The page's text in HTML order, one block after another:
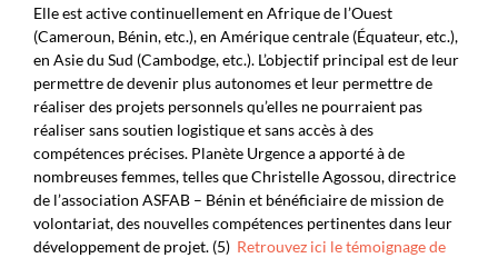
Elle est active continuellement en Afrique de l’Ouest
(Cameroun, Bénin, etc.), en Amérique centrale (Équateur, etc.),
en Asie du Sud (Cambodge, etc.). L’objectif principal est de leur
permettre de devenir plus autonomes et leur permettre de
réaliser des projets personnels qu’elles ne pourraient pas
réaliser sans soutien logistique et sans accès à des
compétences précises. Planète Urgence a apporté à de
nombreuses femmes, telles queChristelle Agossou, directrice
de l’association ASFAB – Bénin et bénéficiaire de mission de
volontariat,des nouvelles compétences pertinentes dans leur
développement de projet. (5) Retrouvez ici le témoignage de